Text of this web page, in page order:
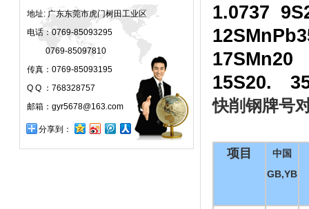
地址: 广东东莞市虎门树田工业区
电话：0769-85093295
0769-85097810
传真：0769-85093195
Q Q ：768328757
邮箱：gyr5678@163.com
分享到：
1.0737
15S20.
快削钢牌号
项目
中国
GB,YB